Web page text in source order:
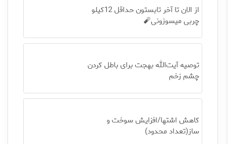
از الان تا آخر تابستون حداقل 12کیلو
چربی میسوزونی🧨
توصیه آیت‌الله بهجت برای باطل کردن
چشم زخم
کاهش اشتها/افزایش سوخت و
ساز(تعداد محدود)